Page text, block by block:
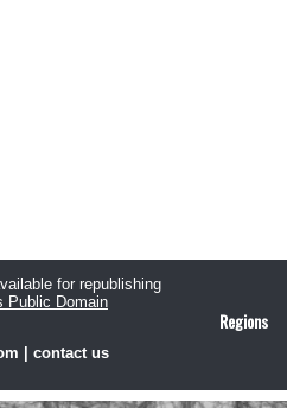
for republishing
Public Domain
contact us
Regions